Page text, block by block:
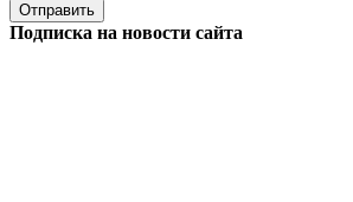
Подписка на новости сайта